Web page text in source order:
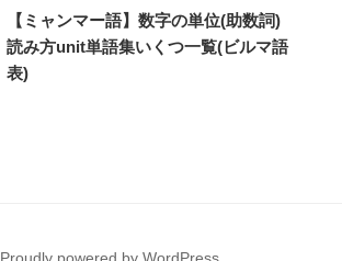
稿
ナ
去
の
投
【ミャンマー語】数字の単位(助数詞)
読み方unit単語集いくつ一覧(ビルマ語
表)
Proudly powered by WordPress